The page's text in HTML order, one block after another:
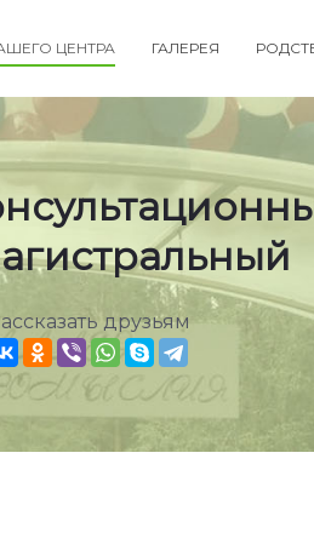
ЦЕНТРА ГАЛЕРЕЯ
друзьям